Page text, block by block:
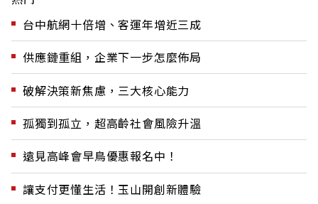
台中航網十倍增、客運年增近三成
供應鏈重組，企業下一步怎麼佈局
破解決策新焦慮，三大核心能力
孤獨到孤立，超高齡社會風險升溫
遠見高峰會早鳥優惠報名中！
讓支付更懂生活！玉山開創新體驗